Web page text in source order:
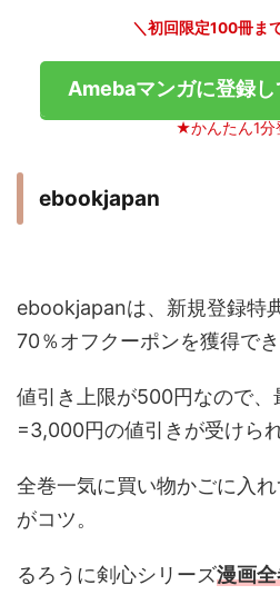
＼初回限定100冊ま
Amebaマンガに登録し
★かんたん1
ebookjapan
ebookjapanは、新規登録特
70％オフクーポンを獲得でき
値引き上限が500円なので
=3,000円の値引きが受けられ
全巻一気に買い物かごに入
がコツ。
るろうに剣心シリーズ漫画